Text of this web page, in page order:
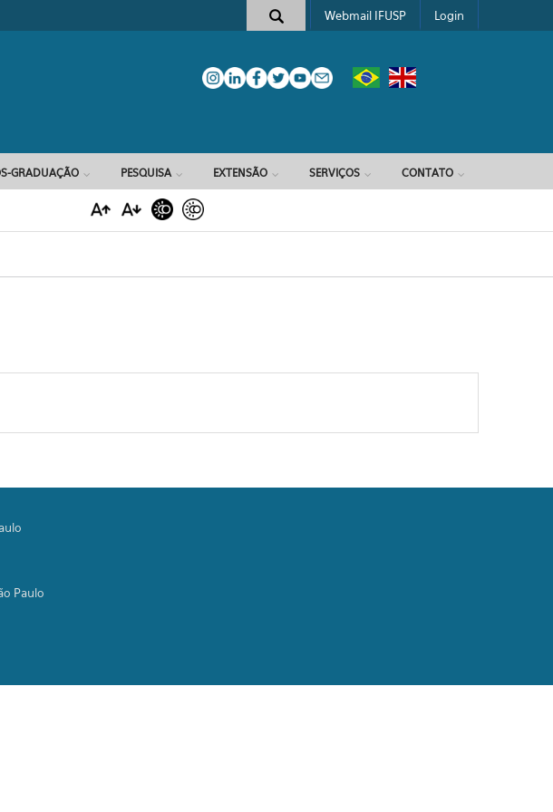
Formulário de busca
Webmail IFUSP Login
GRADUAÇÃO PESQUISA EXTENSÃO SERVIÇOS CONTATO
Paulo